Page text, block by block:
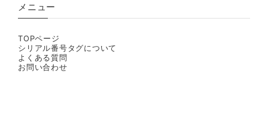
メニュー
TOPページ
シリアル番号タグについて
よくある質問
お問い合わせ